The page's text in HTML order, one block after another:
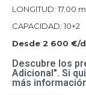
LONGITUD: 17.00 m
CAPACIDAD: 10+2
Desde 2 600 €/
Descubre los
Adicional". Si
más